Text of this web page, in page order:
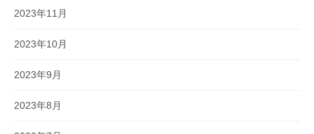
2023年11月
2023年10月
2023年9月
2023年8月